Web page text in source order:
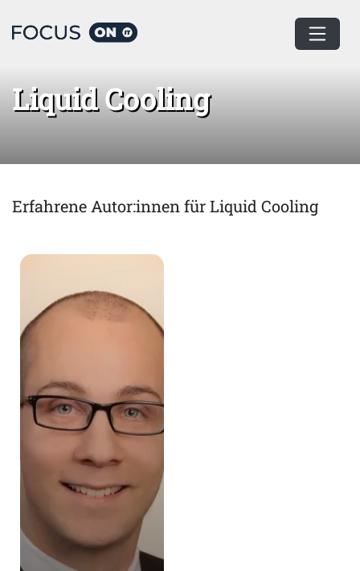
Home Liquid Cooling
Liquid Cooling
Erfahrene Autor:innen für Liquid Cooling